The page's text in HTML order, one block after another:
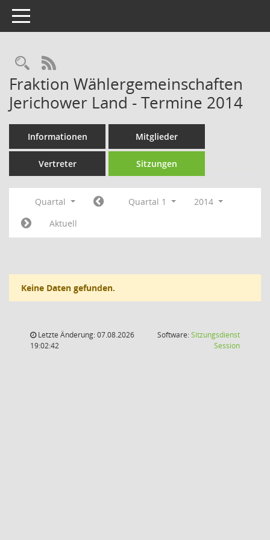
Toggle navigation
Rechercheauswahl
RSS-Feed
Fraktion Wählergemeinschaften
Jerichower Land - Termine 2014
Informationen Mitglieder
Vertreter Sitzungen
Quartal Quartal 1
2014
Aktuell
Keine Daten gefunden.
Letzte Änderung: 07.08.2026
19:02:42
Software:Sitzungsdienst
Session(Wird in